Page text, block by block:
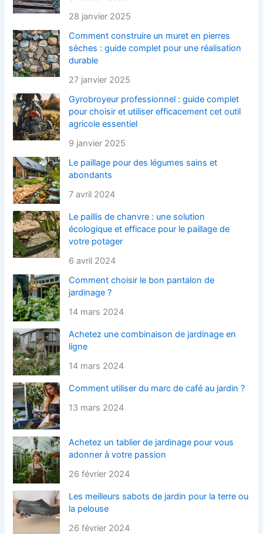
28 janvier 2025
Comment construire un muret en pierres
sèches : guide complet pour une réalisation
durable
27 janvier 2025
Gyrobroyeur professionnel : guide complet
pour choisir et utiliser efficacement cet outil
agricole essentiel
9 janvier 2025
Le paillage pour des légumes sains et
abondants
7 avril 2024
Le paillis de chanvre : une solution
écologique et efficace pour le paillage de
votre potager
6 avril 2024
Comment choisir le bon pantalon de
jardinage ?
14 mars 2024
Achetez une combinaison de jardinage en
ligne
14 mars 2024
Comment utiliser du marc de café au jardin ?
13 mars 2024
Achetez un tablier de jardinage pour vous
adonner à votre passion
26 février 2024
Les meilleurs sabots de jardin pour la terre ou
la pelouse
26 février 2024